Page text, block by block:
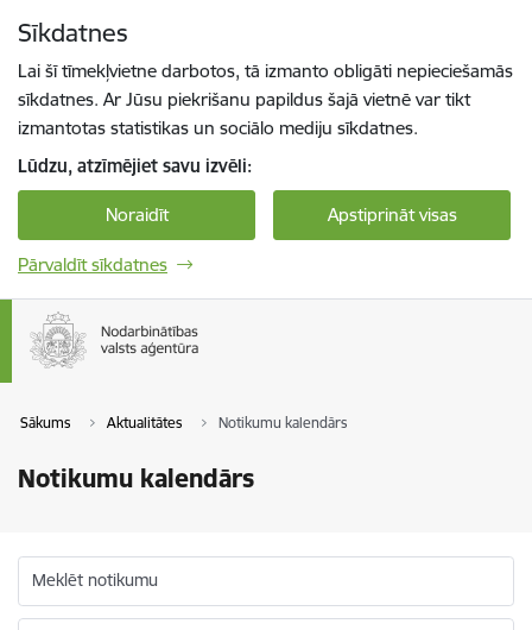
Sīkdatnes
Lai šī tīmekļvietne darbotos, tā izmanto obligāti nepieciešamās
sīkdatnes. Ar Jūsu piekrišanu papildus šajā vietnē var tikt
izmantotas statistikas un sociālo mediju sīkdatnes.
Lūdzu, atzīmējiet savu izvēli:
Noraidīt Apstiprināt visas
Pārvaldīt sīkdatnes
Sākums Aktualitātes Notikumu kalendārs
Notikumu kalendārs
Meklēt notikumu